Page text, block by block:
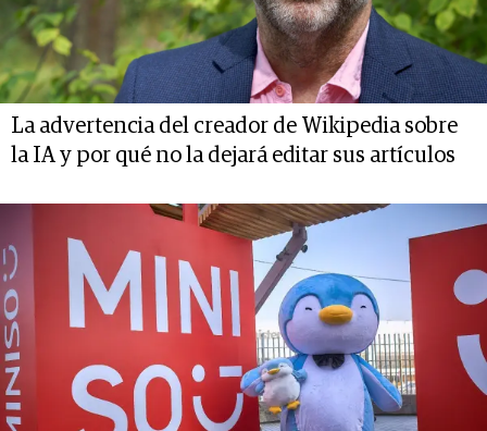
La advertencia del creador de Wikipedia sobre
la IA y por qué no la dejará editar sus artículos